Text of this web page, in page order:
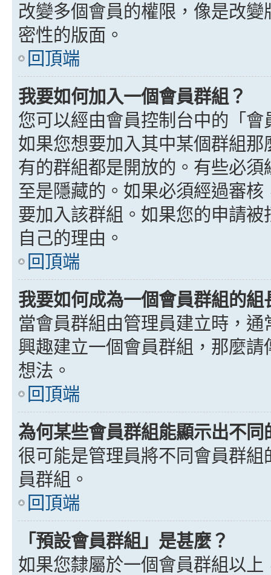
改變多個會員的權限，像是改
密性的版面。
回頂端
我要如何加入一個會員群組？
您可以經由會員控制台中的「
如果您想要加入其中某個群組
有的群組都是開放的。有些必
至是隱藏的。如果必須經過審
要加入該群組。如果您的申請
自己的理由。
回頂端
我要如何成為一個會員群組的組
當會員群組由管理員建立時，
興趣建立一個會員群組，那麼
想法。
回頂端
為何某些會員群組能顯示出不同
很可能是管理員將不同會員群
員群組。
回頂端
「預設會員群組」是甚麼？
如果您隸屬於一個會員群組以